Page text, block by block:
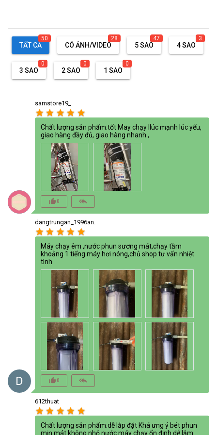
TẤT CẢ
50
CÓ ẢNH/VIDEO
28
5 SAO
47
4 SAO
3
3 SAO
0
2 SAO
0
1 SAO
0
samstore19_
star star star star star
Chất lượng sản phẩm:tốt May chạy llúc mạnh lúc yếu,
giao hàng đầy đủ, giao hàng nhanh ,
thumb_up_alt0 reply_all
D
dangtrungan_1996an.
star star star star star
Máy chạy êm ,nước phun sương mát,chạy tầm
khoảng 1 tiếng máy hơi nóng,chủ shop tư vấn nhiệt
tình
thumb_up_alt0 reply_all
612thuat
star star star star star
Chất lượng sản phẩm:dễ lắp đặt Khá ưng ý bét phun
mịn mát không nhỏ nước máy chạy ổn định dễ lắm